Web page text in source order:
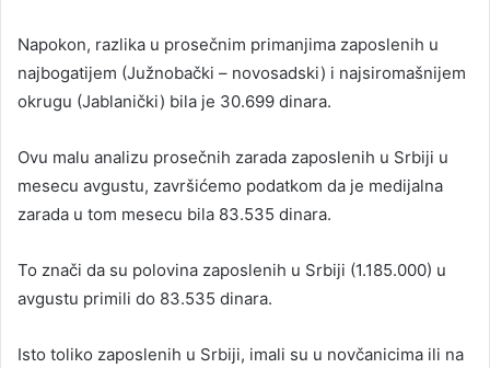
Napokon, razlika u prosečnim primanjima zaposlenih u
najbogatijem (Južnobački – novosadski) i najsiromašnijem
okrugu (Jablanički) bila je 30.699 dinara.
Ovu malu analizu prosečnih zarada zaposlenih u Srbiji u
mesecu avgustu, završićemo podatkom da je medijalna
zarada u tom mesecu bila 83.535 dinara.
To znači da su polovina zaposlenih u Srbiji (1.185.000) u
avgustu primili do 83.535 dinara.
Isto toliko zaposlenih u Srbiji, imali su u novčanicima ili na